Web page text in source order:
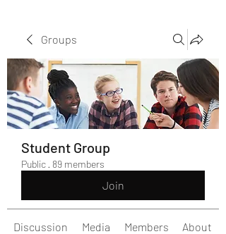
Groups
Student Group
Public · 89 members
Join
Discussion Media Members About